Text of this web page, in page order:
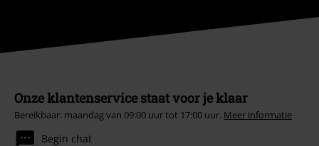
Onze klantenservice staat voor je klaar
Bereikbaar: maandag van 09:00 uur tot 17:00 uur. Meer informatie
Begin chat